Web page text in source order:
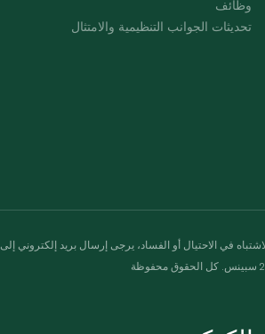
وظائف
تحديثات الجوانب التنظيمية والامتثال
في الاحتيال أو الفساد، يرجى إرسال بريد إلكتروني إلى